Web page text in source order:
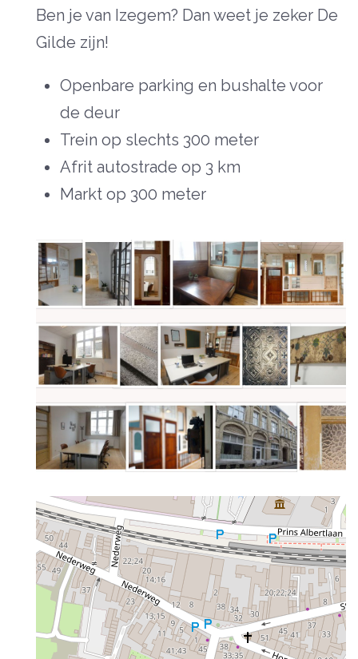
Ben je van Izegem? Dan weet je zeker De
Gilde zijn!
Openbare parking en bushalte voor
de deur
Trein op slechts 300 meter
Afrit autostrade op 3 km
Markt op 300 meter